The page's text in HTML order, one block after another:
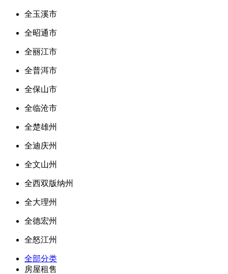
全玉溪市
全昭通市
全丽江市
全普洱市
全保山市
全临沧市
全楚雄州
全迪庆州
全文山州
全西双版纳州
全大理州
全德宏州
全怒江州
全部分类
房屋租售